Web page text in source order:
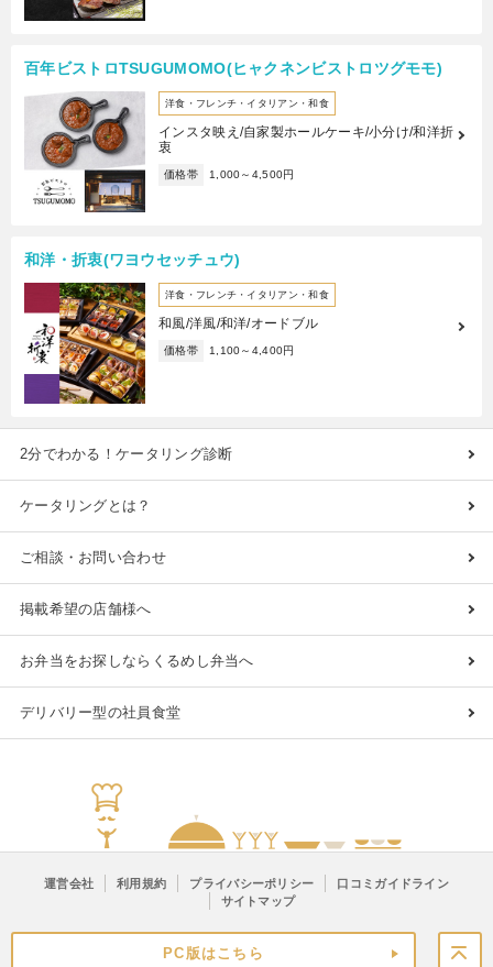
百年ビストロTSUGUMOMO(ヒャクネンビストロツグモモ)
洋食・フレンチ・イタリアン・和食
インスタ映え/自家製ホールケーキ/小分け/和洋折
衷
価格帯 1,000～4,500円
和洋・折衷(ワヨウセッチュウ)
洋食・フレンチ・イタリアン・和食
和風/洋風/和洋/オードブル
価格帯 1,100～4,400円
2分でわかる！ケータリング診断
ケータリングとは？
ご相談・お問い合わせ
掲載希望の店舗様へ
お弁当をお探しならくるめし弁当へ
デリバリー型の社員食堂
運営会社 利用規約 プライバシーポリシー
口コミガイドライン
サイトマップ
PC版はこちら